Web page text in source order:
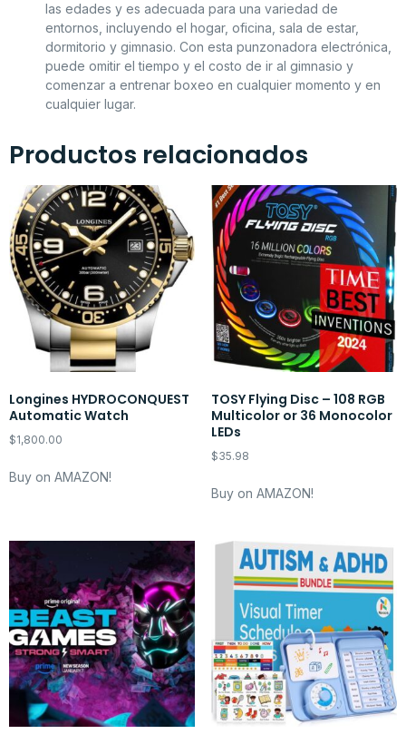
las edades y es adecuada para una variedad de
entornos, incluyendo el hogar, oficina, sala de estar,
dormitorio y gimnasio. Con esta punzonadora electrónica,
puede omitir el tiempo y el costo de ir al gimnasio y
comenzar a entrenar boxeo en cualquier momento y en
cualquier lugar.
Productos relacionados
Longines HYDROCONQUEST
Automatic Watch
$1,800.00
Buy on AMAZON!
TOSY Flying Disc – 108 RGB
Multicolor or 36 Monocolor
LEDs
$35.98
Buy on AMAZON!